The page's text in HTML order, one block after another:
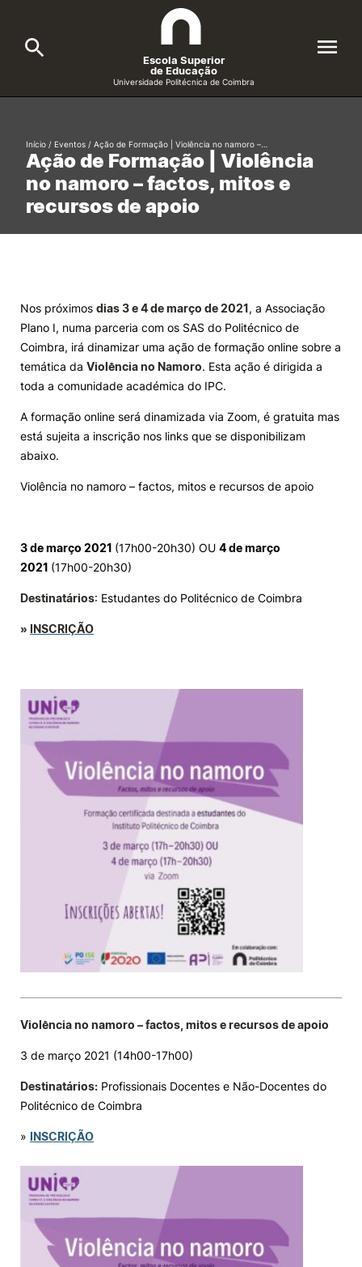
Cursos
Candidatos
Investigação e Projetos
Alunos
Knowledge Factory
Candidaturas
Elogio / Sugestão / Reclamação Contactos
©2026 Instituto Politécnico de Coimbra. Todos os direitos reservados.
Escola Superior
de Educação
Universidade Politécnica de Coimbra
Search
Formative Offer General
Ação de Formação | Violência
no namoro – factos, mitos e
recursos de apoio
Início / Eventos / Ação de Formação | Violência no namoro –…
Nos próximos dias 3 e 4 de março de 2021, a Associação
Plano I, numa parceria com os SAS do Politécnico de
Coimbra, irá dinamizar uma ação de formação online sobre a
temática da Violência no Namoro. Esta ação é dirigida a
toda a comunidade académica do IPC.
A formação online será dinamizada via Zoom, é gratuita mas
está sujeita a inscrição nos links que se disponibilizam
abaixo.
Violência no namoro – factos, mitos e recursos de apoio
3 de março 2021 (17h00-20h30) OU 4 de março
2021 (17h00-20h30)
Destinatários: Estudantes do Politécnico de Coimbra
» INSCRIÇÃO
Violência no namoro – factos, mitos e recursos de apoio
3 de março 2021 (14h00-17h00)
Destinatários: Profissionais Docentes e Não-Docentes do
Politécnico de Coimbra
» INSCRIÇÃO